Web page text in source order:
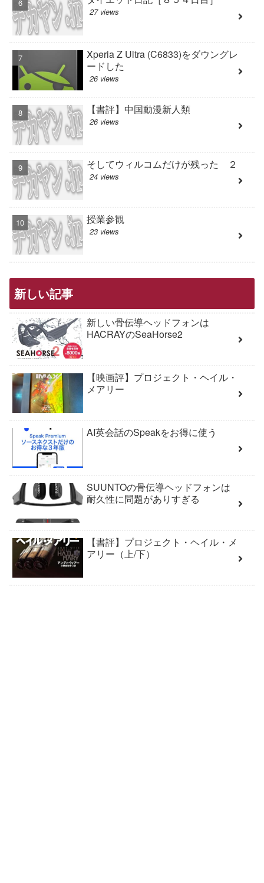
27 views
Xperia Z Ultra (C6833)をダウングレ
ードした
26 views
【書評】中国動漫新人類
26 views
そしてウィルコムだけが残った ２
24 views
授業参観
23 views
新しい記事
新しい骨伝導ヘッドフォンは
HACRAYのSeaHorse2
【映画評】プロジェクト・ヘイル・
メアリー
AI英会話のSpeakをお得に使う
SUUNTOの骨伝導ヘッドフォンは
耐久性に問題がありすぎる
【書評】プロジェクト・ヘイル・メ
アリー（上/下）